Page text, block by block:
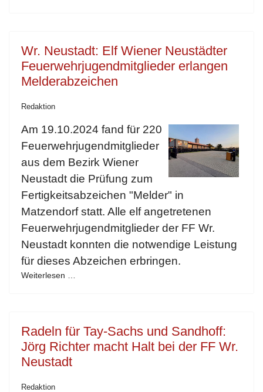
Wr. Neustadt: Elf Wiener Neustädter
Feuerwehrjugendmitglieder erlangen
Melderabzeichen
Redaktion
Am 19.10.2024 fand für 220
Feuerwehrjugendmitglieder
aus dem Bezirk Wiener
Neustadt die Prüfung zum
Fertigkeitsabzeichen "Melder" in
Matzendorf statt. Alle elf angetretenen
Feuerwehrjugendmitglieder der FF Wr.
Neustadt konnten die notwendige Leistung
für dieses Abzeichen erbringen.
Weiterlesen …
Radeln für Tay-Sachs und Sandhoff:
Jörg Richter macht Halt bei der FF Wr.
Neustadt
Redaktion